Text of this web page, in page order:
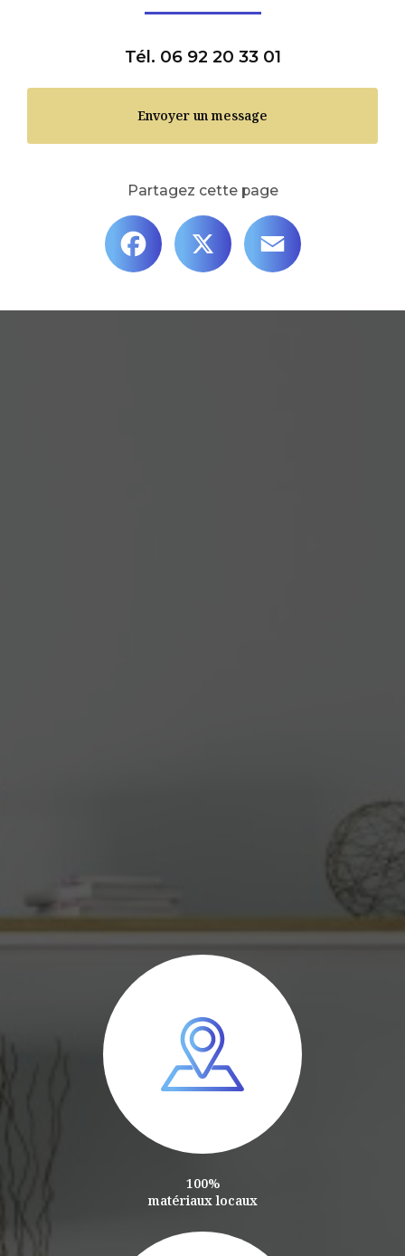
Tél. 06 92 20 33 01
Envoyer un message
Partagez cette page
Facebook
100%
matériaux locaux